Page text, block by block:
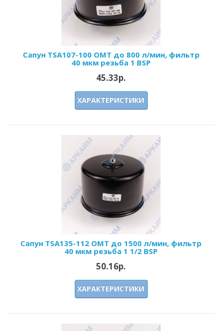
Сапун TSA107-100 OMT до 800 л/мин, фильтр
40 мкм резьба 1 BSP
45.33р.
ХАРАКТЕРИСТИКИ
Сапун TSA135-112 OMT до 1500 л/мин, фильтр
40 мкм резьба 1 1/2 BSP
50.16р.
ХАРАКТЕРИСТИКИ